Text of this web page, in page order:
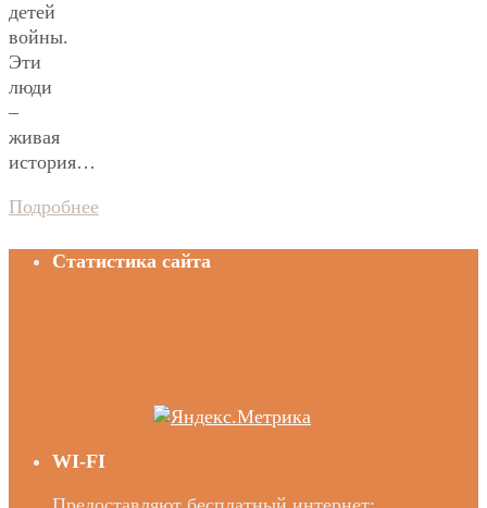
детей
войны.
Эти
люди
–
живая
история…
Подробнее
Статистика сайта
WI-FI